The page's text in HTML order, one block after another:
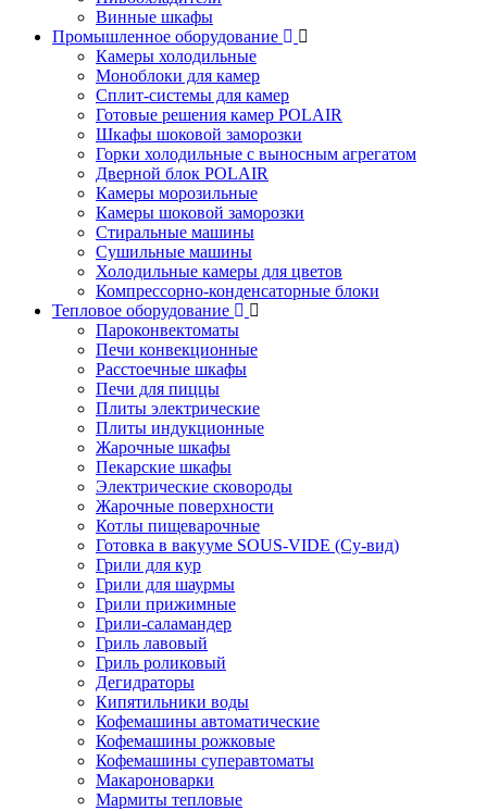
Винные шкафы
Промышленное оборудование
Камеры холодильные
Моноблоки для камер
Сплит-системы для камер
Готовые решения камер POLAIR
Шкафы шоковой заморозки
Горки холодильные с выносным агрегатом
Дверной блок POLAIR
Камеры морозильные
Камеры шоковой заморозки
Стиральные машины
Сушильные машины
Холодильные камеры для цветов
Компрессорно-конденсаторные блоки
Тепловое оборудование
Пароконвектоматы
Печи конвекционные
Расстоечные шкафы
Печи для пиццы
Плиты электрические
Плиты индукционные
Жарочные шкафы
Пекарские шкафы
Электрические сковороды
Жарочные поверхности
Котлы пищеварочные
Готовка в вакууме SOUS-VIDE (Су-вид)
Грили для кур
Грили для шаурмы
Грили прижимные
Грили-саламандер
Гриль лавовый
Гриль роликовый
Дегидраторы
Кипятильники воды
Кофемашины автоматические
Кофемашины рожковые
Кофемашины суперавтоматы
Макароноварки
Мармиты тепловые